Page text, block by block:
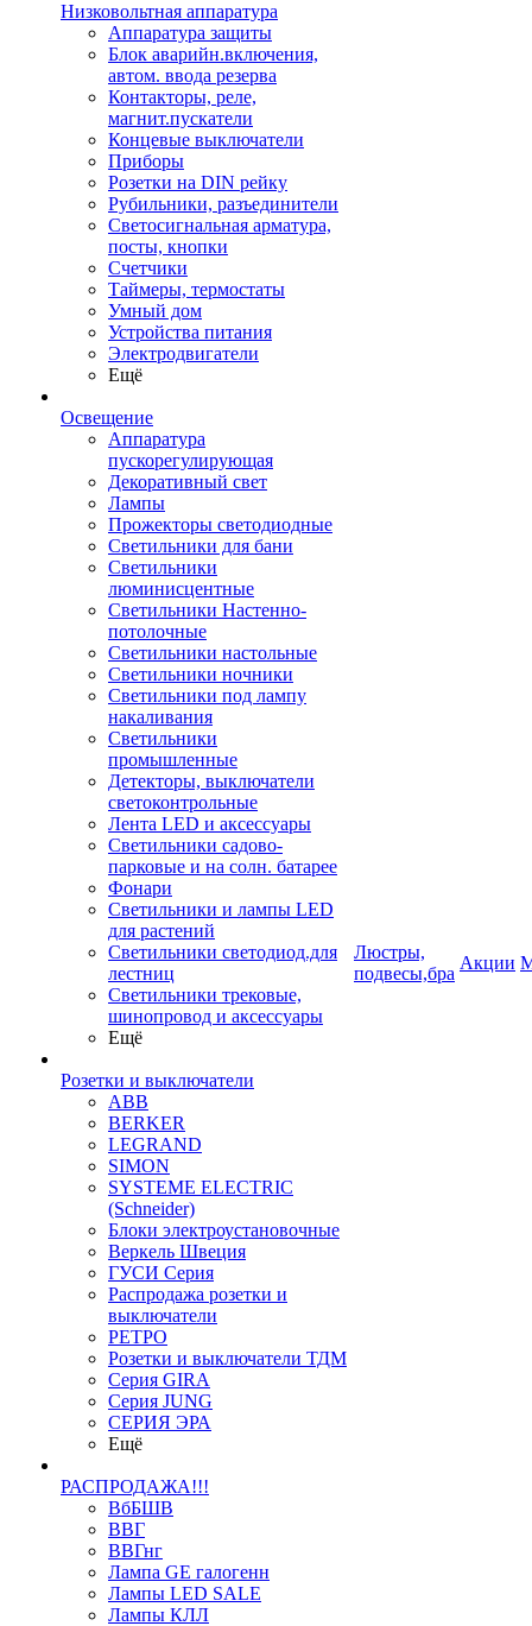
Низковольтная аппаратура
Аппаратура защиты
Блок аварийн.включения,
автом. ввода резерва
Контакторы, реле,
магнит.пускатели
Концевые выключатели
Приборы
Розетки на DIN рейку
Рубильники, разъединители
Светосигнальная арматура,
посты, кнопки
Счетчики
Таймеры, термостаты
Умный дом
Устройства питания
Электродвигатели
Ещё
Освещение
Аппаратура
пускорегулирующая
Декоративный свет
Лампы
Прожекторы светодиодные
Светильники для бани
Светильники
люминисцентные
Светильники Настенно-
потолочные
Светильники настольные
Светильники ночники
Светильники под лампу
накаливания
Светильники
промышленные
Детекторы, выключатели
светоконтрольные
Лента LED и аксессуары
Светильники садово-
парковые и на солн. батарее
Фонари
Светильники и лампы LED
для растений
Светильники светодиод.для
лестниц
Светильники трековые,
шинопровод и аксессуары
Ещё
Розетки и выключатели
ABB
BERKER
LEGRAND
SIMON
SYSTEME ELECTRIC
(Schneider)
Блоки электроустановочные
Веркель Швеция
ГУСИ Серия
Распродажа розетки и
выключатели
РЕТРО
Розетки и выключатели ТДМ
Серия GIRA
Серия JUNG
СЕРИЯ ЭРА
Ещё
РАСПРОДАЖА!!!
ВбБШВ
ВВГ
ВВГнг
Лампа GE галогенн
Лампы LED SALE
Лампы КЛЛ
Люстры,
подвесы,бра
Акции